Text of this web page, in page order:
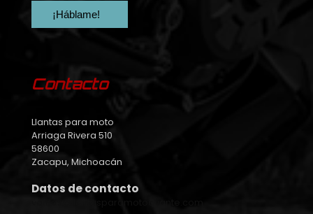
¡Háblame!
Contacto
Llantas para moto
Arriaga Rivera 510
58600
Zacapu, Michoacán
Datos de contacto